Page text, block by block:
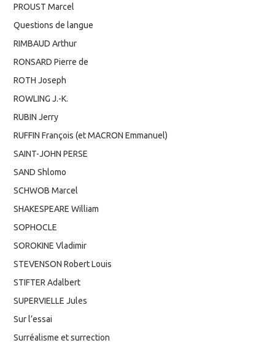
PROUST Marcel
Questions de langue
RIMBAUD Arthur
RONSARD Pierre de
ROTH Joseph
ROWLING J.-K.
RUBIN Jerry
RUFFIN François (et MACRON Emmanuel)
SAINT-JOHN PERSE
SAND Shlomo
SCHWOB Marcel
SHAKESPEARE William
SOPHOCLE
SOROKINE Vladimir
STEVENSON Robert Louis
STIFTER Adalbert
SUPERVIELLE Jules
Sur l’essai
Surréalisme et surrection